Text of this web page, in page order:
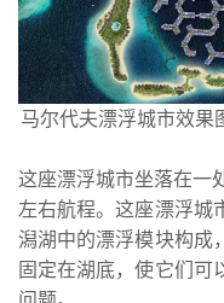
马尔代夫漂浮城市效果
这座漂浮城市坐落在一
左右航程。这座漂浮城
潟湖中的漂浮模块构成
固定在湖底，使它们可